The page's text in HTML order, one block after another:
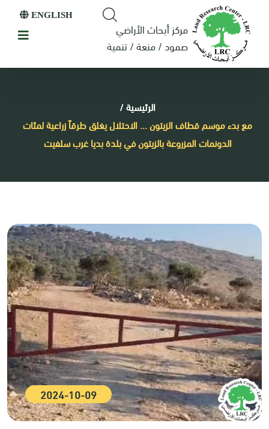
مركز أبحاث الأراضي
صمود / منعة / تنمية
ENGLISH
الرئيسية/
مع بدء موسم قطاف الزيتون ... الاحتلال يغلق طرقاً زراعية لمئات
الدونمات المزروعة بالزيتون في بلدة بديا غرب سلفيت
2024-10-09